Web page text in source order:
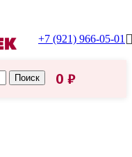
+7 (921) 966-05-01
Поиск 0 ₽